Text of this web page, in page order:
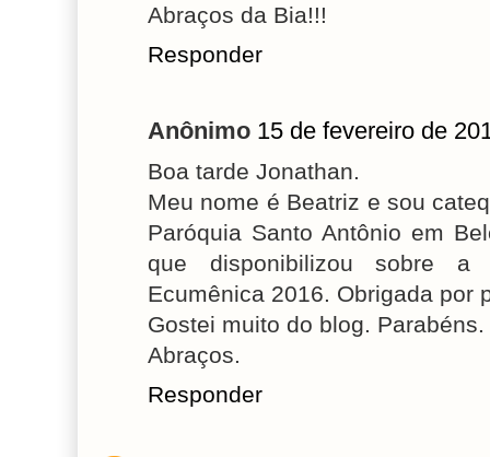
Abraços da Bia!!!
Responder
Anônimo 15 de fevereiro de
Boa tarde Jonathan.
Meu nome é Beatriz e sou
Paróquia Santo Antônio em
que disponibilizou sobre a
Ecumênica 2016. Obrigada por
Gostei muito do blog. Parabéns.
Abraços.
Responder